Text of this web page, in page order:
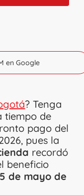
en Google
? Tenga
tiempo de
pago del
pues la
recordó
beneficio
de mayo de